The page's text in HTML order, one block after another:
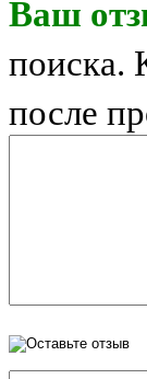
Ваш
поиска.
после